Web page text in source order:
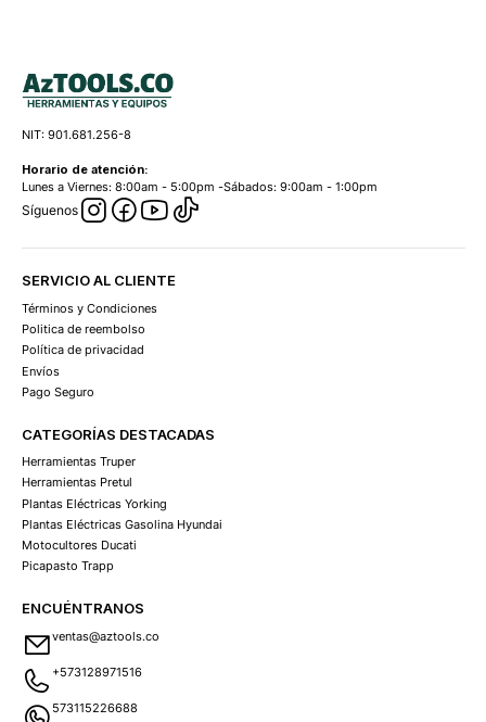
NIT: 901.681.256-8
Horario de atención:
Lunes a Viernes: 8:00am - 5:00pm -Sábados: 9:00am - 1:00pm
Síguenos
SERVICIO AL CLIENTE
Términos y Condiciones
Politica de reembolso
Política de privacidad
Envíos
Pago Seguro
CATEGORÍAS DESTACADAS
Herramientas Truper
Herramientas Pretul
Plantas Eléctricas Yorking
Plantas Eléctricas Gasolina Hyundai
Motocultores Ducati
Picapasto Trapp
ENCUÉNTRANOS
ventas@aztools.co
+573128971516
573115226688